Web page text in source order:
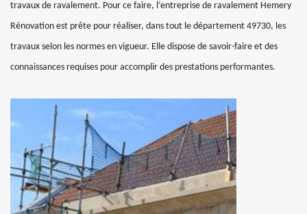
travaux de ravalement. Pour ce faire, l’entreprise de ravalement Hemery
Rénovation est prête pour réaliser, dans tout le département 49730, les
travaux selon les normes en vigueur. Elle dispose de savoir-faire et des
connaissances requises pour accomplir des prestations performantes.